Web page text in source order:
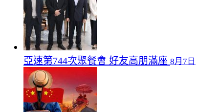
亞速第744次聚餐會 好友高朋滿座 8月7日